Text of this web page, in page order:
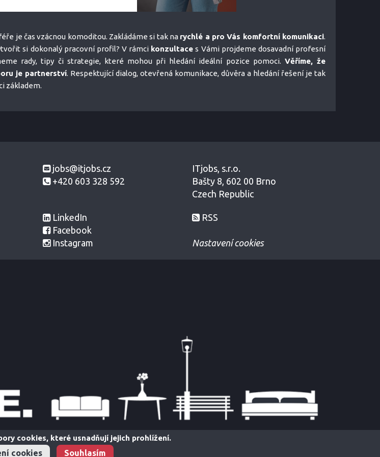
je čas vzácnou komoditou. Zakládáme si tak na rychlé a pro Vás komfortní komunikaci.
si dokonalý pracovní profil? V rámci konzultace s Vámi projdeme dosavadní profesní
rady, tipy či strategie, které mohou při hledání ideální pozice pomoci. Věříme, že
je partnerství. Respektující dialog, otevřená komunikace, důvěra a hledání řešení je tak
základem.
jobs@itjobs.cz
+420 603 328 592
LinkedIn
Facebook
Instagram
ITjobs, s.r.o.
Bašty 8, 602 00 Brno
Czech Republic
RSS
Nastavení cookies
cookies, které usnadňují jejich prohlížení.
cookies Souhlasím